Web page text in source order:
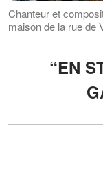
Chanteur et
maison de la rue de
“EN